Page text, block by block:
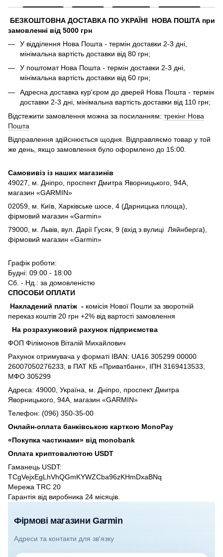
БЕЗКОШТОВНА ДОСТАВКА ПО УКРАЇНІ НОВА ПОШТА при
замовленні від 5000 грн
У відділення Нова Пошта - термін доставки 2-3 дні,
мінімальна вартість доставки від 80 грн;
У поштомат Нова Пошта - термін доставки 2-3 дні,
мінімальна вартість доставки від 60 грн;
Адресна доставка кур'єром до дверей Нова Пошта - термін
доставки 2-3 дні, мінімальна вартість доставки від 110 грн;
Відстежити замовлення можна за посиланням: трекінг Нова
Пошта
Відправлення здійснюється щодня. Відправляємо товар у той
же день, якщо замовлення було оформлено до 15:00.
Самовивіз із наших магазинів
49027, м. Дніпро, проспект Дмитра Яворницького, 94А,
магазин «GARMIN»
02059, м. Київ, Харківське шосе, 4 (Дарницька площа),
фірмовий магазин «Garmin»
79000, м. Львів, вул. Дарії Гусяк, 9 (вхід з вулиці Ляйнберга),
фірмовий магазин «Garmin»
Графік роботи:
Будні: 09:00 - 18:00
Сб. - Нд.: за домовленістю
СПОСОБИ ОПЛАТИ
Накладений платіж - комісія Нової Пошти за зворотній
переказ коштів 20 грн +2% від вартості замовлення
На розрахунковий рахунок підприємства
ФОП Філімонов Віталій Михайлович
Рахунок отримувача у форматі IBAN: UA16 305299 00000
26007050276233, в ПАТ КБ «Приватбанк», ІПН 3169413533,
МФО 305299
Адреса: 49000, Україна, м. Дніпро, проспект Дмитра
Яворницького, 94А, магазин «GARMIN»
Телефон: (096) 350-35-00
Онлайн-оплата банківською карткою MonoPay
«Покупка частинами» від monobank
Оплата криптовалютою USDT
Гаманець USDT:
TCgVejxEgLhVhQGmKYWZCba96zKHmDxaBNq
Мережа TRC 20
Гарантія від виробника 24 місяців.
Фірмові магазини Garmin
Адреси та контакти для зв'язку